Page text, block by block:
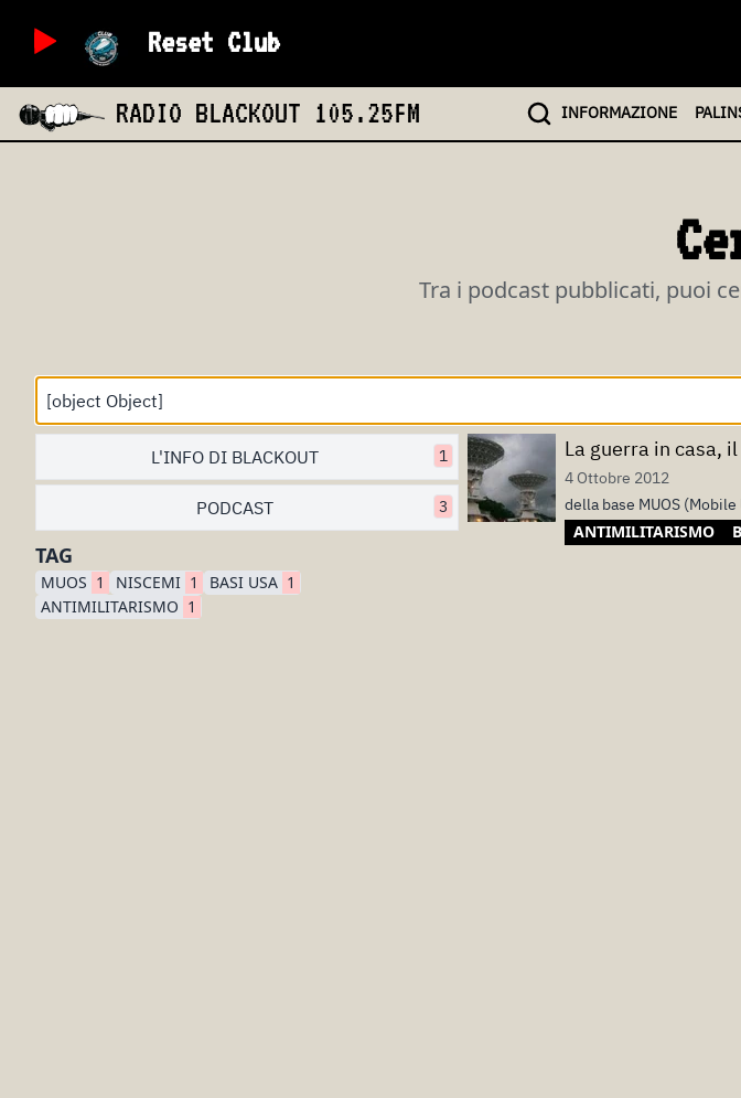
Reset Club
RADIO BLACKOUT 105.25FM INFORMAZIONE
Tra i podcast pubblicati, puoi
L'INFO DI BLACKOUT 1
PODCAST 3
TAG
MUOS 1 NISCEMI 1 BASI USA 1
ANTIMILITARISMO 1
La guerra in casa,
4 Ottobre 2012
della base MUOS (Mobile
ANTIMILITARISMO